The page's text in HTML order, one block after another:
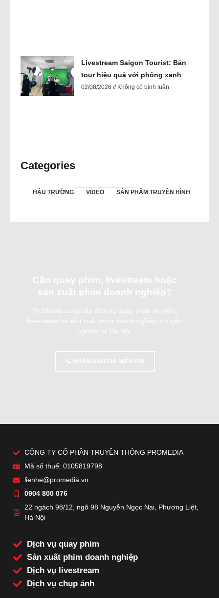
Livestream Saigon Tourist: Bán
tour hiệu quả với phông xanh
02/08/2026 Không có bình luận
Categories
HẬU TRƯỜNG VIDEO SẢN PHẨM TRUYỀN HÌNH
Cần quay phim, livestream hoặc
sản xuất phim doanh nghiệp?
ProMedia cung cấp dịch vụ quay phim sự kiện,
livestream và sản xuất phim doanh nghiệp chuyên
nghiệp tại Hà Nội.
📞 NHẬN BÁO GIÁ MIỄN PHÍ
CÔNG TY CỔ PHẦN TRUYỀN THÔNG PROMEDIA
Mã số thuế: 0105819798
lienhe@promedia.vn
0904 800 076
22 ngách 98/12, ngõ 98 Nguyễn Ngọc Nại, Phương Liệt,
Hà Nội
Dịch vụ quay phim
Sản xuất phim doanh nghiệp
Dịch vụ livestream
Dịch vụ chụp ảnh